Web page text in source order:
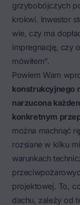
grzybobójczych
krokwi. Inwestor
wie, czy ma
impregnację, czy
mówiłem".
Powiem Wam
konstrukcyjnego
narzucona
konkretnym
można machnąć
rozsiane w kilku
warunkach
projektowej. To,
dachu, zależy od